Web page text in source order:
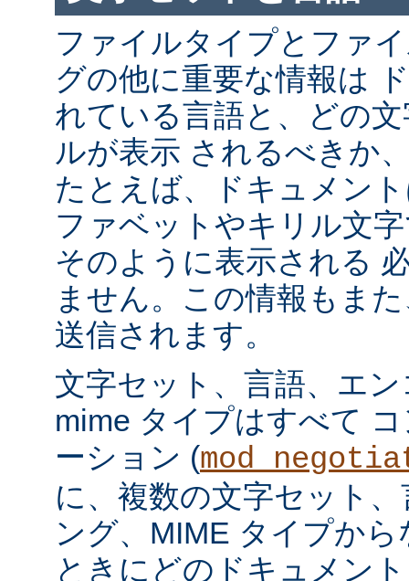
ファイルタイプとファ
グの他に重要な情報は
れている言語と、どの
ルが表示 されるべきか
たとえば、ドキュメン
ファベットやキリル文
そのように表示される
ません。この情報もま
送信されます。
文字セット、言語、エ
mime タイプはすべて
ーション (
に、複数の文字セット
ング、MIME タイプか
ときにどのドキュメン